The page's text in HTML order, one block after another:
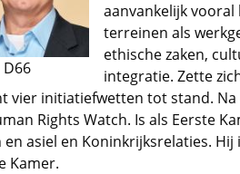
aanvankelijk
terreinen als
ethische zaken,
integratie. Zette
vier initiatiefwetten tot stand.
Rights Watch. Is als Eerste
en asiel en Koninkrijksrelaties.
Kamer.